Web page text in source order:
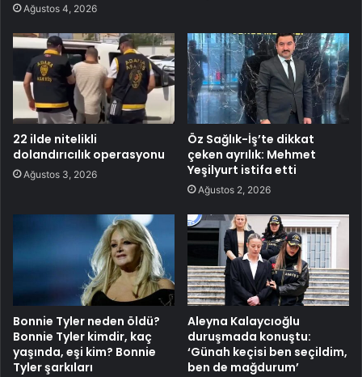
Ağustos 4, 2026
22 ilde nitelikli
dolandırıcılık operasyonu
Ağustos 3, 2026
Öz Sağlık-İş’te dikkat
çeken ayrılık: Mehmet
Yeşilyurt istifa etti
Ağustos 2, 2026
Bonnie Tyler neden öldü?
Bonnie Tyler kimdir, kaç
yaşında, eşi kim? Bonnie
Tyler şarkıları
Aleyna Kalaycıoğlu
duruşmada konuştu:
‘Günah keçisi ben seçildim,
ben de mağdurum’